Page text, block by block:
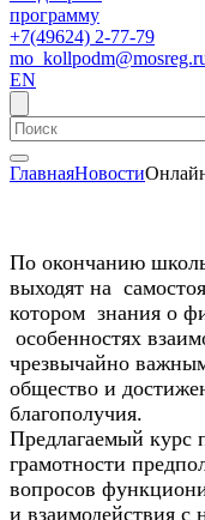
программу
+7(49624) 2-77-79
EN
ГлавнаяНовости
По окончанию
выходят на
котором знания о
особенностях
чрезвычайно
общество и
благополучия.
Предлагаемый
грамотности
вопросов
и взаимодействия с